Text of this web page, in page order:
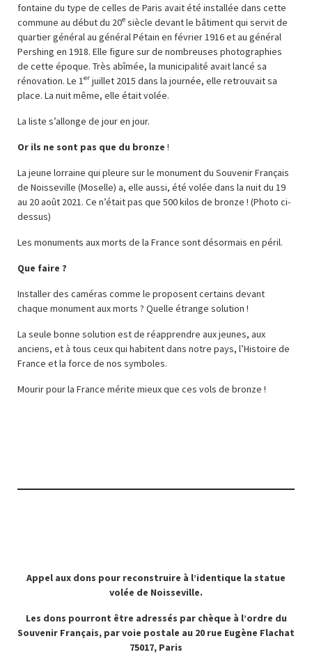
fontaine du type de celles de Paris avait été installée dans cette
commune au début du 20e siècle devant le bâtiment qui servit de
quartier général au général Pétain en février 1916 et au général
Pershing en 1918. Elle figure sur de nombreuses photographies
de cette époque. Très abîmée, la municipalité avait lancé sa
rénovation. Le 1 er juillet 2015 dans la journée, elle retrouvait sa
place. La nuit même, elle était volée.
La liste s’allonge de jour en jour.
Or ils ne sont pas que du bronze !
La jeune lorraine qui pleure sur le monument du Souvenir Français
de Noisseville (Moselle) a, elle aussi, été volée dans la nuit du 19
au 20 août 2021. Ce n’était pas que 500 kilos de bronze ! (Photo ci-
dessus)
Les monuments aux morts de la France sont désormais en péril.
Que faire ?
Installer des caméras comme le proposent certains devant
chaque monument aux morts ? Quelle étrange solution !
La seule bonne solution est de réapprendre aux jeunes, aux
anciens, et à tous ceux qui habitent dans notre pays, l’Histoire de
France et la force de nos symboles.
Mourir pour la France mérite mieux que ces vols de bronze !
Appel aux dons pour reconstruire à l’identique la statue
volée de Noisseville.
Les dons pourront être adressés par chèque à l’ordre du
Souvenir Français, par voie postale au 20 rue Eugène Flachat
75017, Paris